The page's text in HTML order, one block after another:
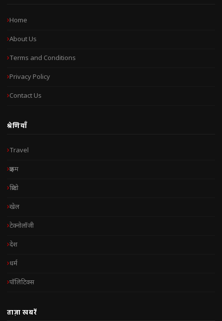
Home
About Us
Terms and Conditions
Privacy Policy
Contact Us
श्रेणियाँ
Travel
क्राइम
क्रिप्टो
खेल
टेक्नोलॉजी
देश
धर्म
पॉलिटिक्स
ताज़ा खबरें